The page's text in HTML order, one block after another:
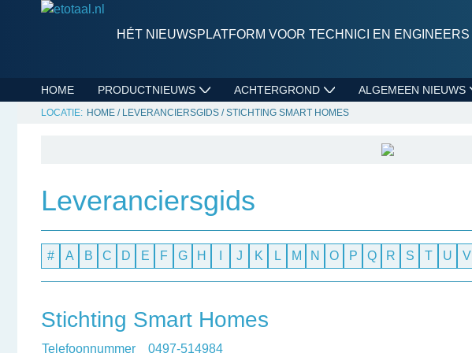
HÉT NIEUWSPLATFORM VOOR TECHNICI EN ENGINEERS
HOME PRODUCTNIEUWS ACHTERGROND ALGEMEEN NIEUWS
HOME / LEVERANCIERSGIDS /STICHTING SMART HOMES
Leveranciersgids
# A B C D E F G H J K L M N O P Q R S T U V
Stichting Smart Homes
Telefoonnummer
0497-514984